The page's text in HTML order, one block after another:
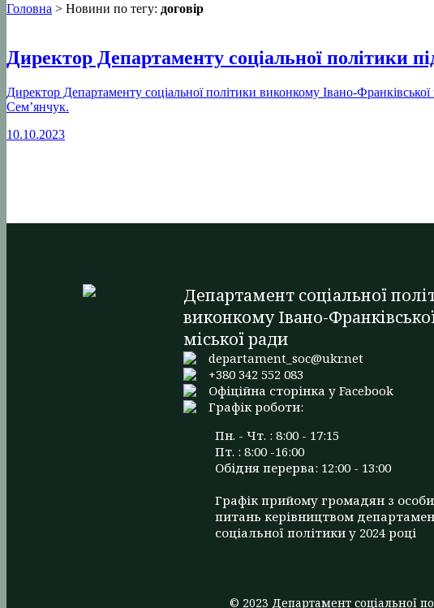
Головна > Новини по тегу: договір
Директор Департаменту соціальної політики
Директор Департаменту соціальної політики виконкому Івано-
Сем’янчук.
10.10.2023
Департамент соціальної
виконкому Івано-
міської ради
departament_soc@ukr.net
+380 342 552 083
Офіційна сторінка у Facebook
Графік роботи:
Пн. - Чт. : 8:00 - 17:15
Пт. : 8:00 -16:00
Обідня перерва: 12:00 - 13:00
Графік прийому громадян з
питань керівництвом
соціальної політики у 2024 році
© 2023 Департамент соціальної